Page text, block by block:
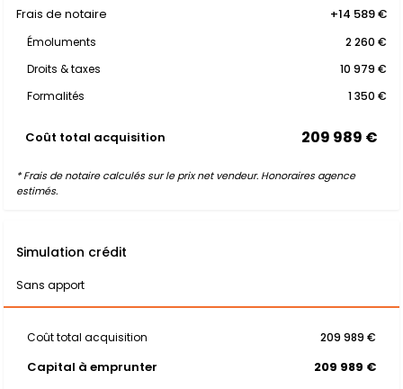
Frais de notaire +14 589 €
Émoluments
2 260 €
Droits & taxes
10 979 €
Formalités
1 350 €
Coût total acquisition 209 989 €
* Frais de notaire calculés sur le prix net vendeur. Honoraires agence
estimés.
Simulation crédit
Sans apport
Coût total acquisition 209 989 €
Capital à emprunter 209 989 €